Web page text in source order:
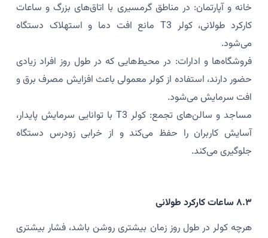
خانه و آپارتمان: در مناطق گرمسیری با اتاق‌های بزرگ و ساعات
کارکرد طولانی، کولر T3 مانع افت دما و استهلاک دستگاه
می‌شود.
فروشگاه‌ها و ادارات: در محیط‌هایی که در طول روز افراد زیادی
حضور دارند، استفاده از کولر معمولی باعث افزایش مصرف برق و
افت سرمایش می‌شود.
مساجد و سالن‌های تجمع: کولر T3 با توانایی سرمایش پایدار،
آسایش کاربران را حفظ می‌کند و از خرابی زودرس دستگاه
جلوگیری می‌کند.
۸.۳ ساعات کارکرد طولانی
هرچه کولر در طول روز زمان بیشتری روشن باشد، فشار بیشتری